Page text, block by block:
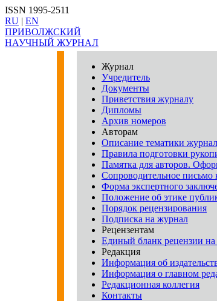
ISSN 1995-2511
RU | EN
ПРИВОЛЖСКИЙ
НАУЧНЫЙ ЖУРНАЛ
Журнал
Учредитель
Документы
Приветствия журналу
Дипломы
Архив номеров
Авторам
Описание тематики
Правила подготовки
Памятка для авторов.
Сопроводительное письмо
Форма экспертного
Положение об этике
Порядок рецензирования
Подписка на журнал
Рецензентам
Единый бланк рецензии
Редакция
Информация об
Информация о главном
Редакционная коллегия
Контакты